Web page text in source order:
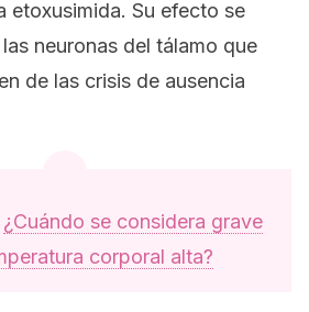
etoxusimida. Su efecto se
neuronas del tálamo que
de las crisis de ausencia
¿Cuándo se considera grave
corporal alta?